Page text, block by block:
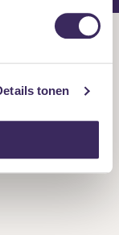
tonen